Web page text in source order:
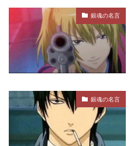
銀魂の名言
銀魂の名言